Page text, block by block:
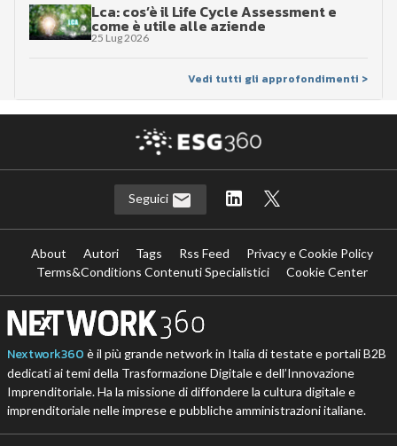
Lca: cos’è il Life Cycle Assessment e
come è utile alle aziende
25 Lug 2026
Vedi tutti gli approfondimenti >
Seguici
About Autori Tags Rss Feed
Privacy e Cookie Policy
Terms&Conditions Contenuti Specialistici
Cookie Center
Nextwork360 è il più grande network in Italia di testate e portali B2B
dedicati ai temi della Trasformazione Digitale e dell’Innovazione
Imprenditoriale. Ha la missione di diffondere la cultura digitale e
imprenditoriale nelle imprese e pubbliche amministrazioni italiane.